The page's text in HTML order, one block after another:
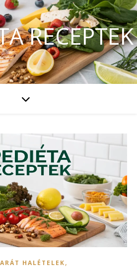
RECEPTEK
HALÉTELEK,